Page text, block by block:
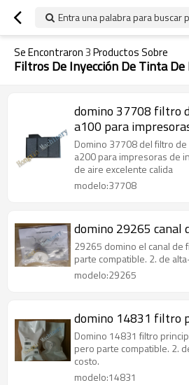
Entra una palabra para buscar
Se Encontraron3Productos Sobre
Filtros De Inyección De Tinta
domino 37708 filtro
a100 para
tinta
Domino 37708 del filtro
a200 para impresoras de
de aire excelente calida
modelo:37708
domino 29265 canal
29265 domino el canal de
parte compatible. 2. de
modelo:29265
domino 14831 filtro
Domino 14831 filtro
pero parte compatible. 2.
costo.
modelo:14831